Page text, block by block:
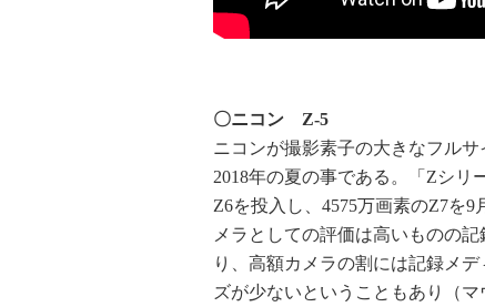
〇ニコン Z-5
ニコンが撮影素子の大きなフル
2018年の夏の事である。「Zシリ
Z6を投入し、4575万画素のZ7を
メラとしての評価は高いものの
り、高額カメラの割には記録メ
ズが少ないということもあり（